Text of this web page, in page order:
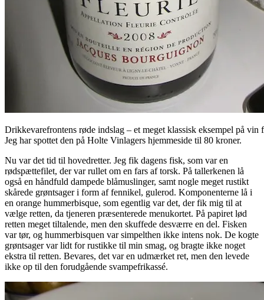
Drikkevarefrontens røde indslag – et meget klassisk eksempel på vin
Jeg har spottet den på Holte Vinlagers hjemmeside til 80 kroner.
Nu var det tid til hovedretter. Jeg fik dagens fisk, som var en
rødspættefilet, der var rullet om en fars af torsk. På tallerkenen lå
også en håndfuld dampede blåmuslinger, samt nogle meget rustikt
skårede grøntsager i form af fennikel, gulerod. Komponenterne lå i
en orange hummerbisque, som egentlig var det, der fik mig til at
vælge retten, da tjeneren præsenterede menukortet. På papiret lød
retten meget tiltalende, men den skuffede desværre en del. Fisken
var tør, og hummerbisquen var simpelthen ikke intens nok. De kogte
grøntsager var lidt for rustikke til min smag, og bragte ikke noget
ekstra til retten. Bevares, det var en udmærket ret, men den levede
ikke op til den forudgående svampefrikassé.